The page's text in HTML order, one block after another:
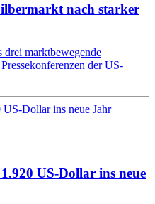
nach starker
drei marktbewegende
der US-
US-Dollar ins neue